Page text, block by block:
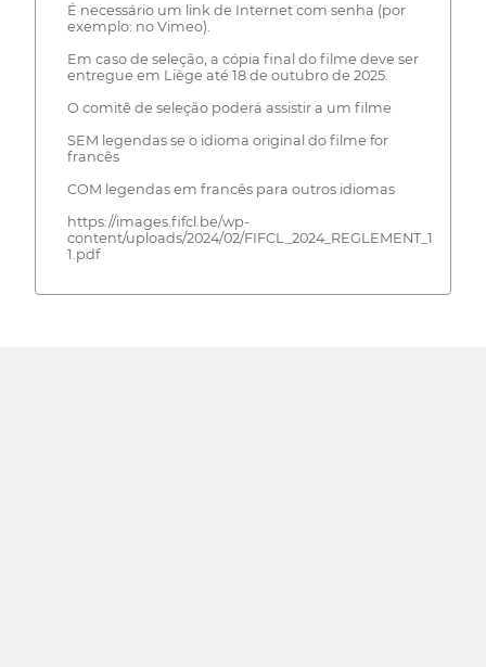
É necessário um link de Internet com senha (por
exemplo: no Vimeo).
Em caso de seleção, a cópia final do filme deve ser
entregue em Liège até 18 de outubro de 2025.
O comitê de seleção poderá assistir a um filme
SEM legendas se o idioma original do filme for
francês
COM legendas em francês para outros idiomas
https://images.fifcl.be/wp-
content/uploads/2024/02/
1.pdf